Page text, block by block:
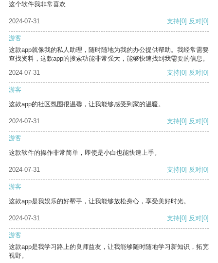
这个软件我非常喜欢
2024-07-31 支持[0] 反对[0]
游客
这款app就像我的私人助理，随时随地为我的办公提供帮助。我经常需要
查找资料，这款app的搜索功能非常强大，能够快速找到我需要的信息。
2024-07-31
支持[0] 反对[0]
游客
这款app的社区氛围很温馨，让我能够感受到家的温暖。
2024-07-31 支持[0] 反对[0]
游客
这款软件的操作非常简单，即使是小白也能快速上手。
2024-07-31 支持[0] 反对[0]
游客
这款app是我娱乐的好帮手，让我能够放松身心，享受美好时光。
2024-07-31 支持[0] 反对[0]
游客
这款app是我学习路上的良师益友，让我能够随时随地学习新知识，拓宽
视野。